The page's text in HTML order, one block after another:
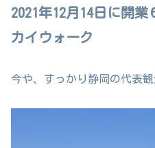
2021年12月14日に開
カイウォーク
今や、すっかり静岡の代表